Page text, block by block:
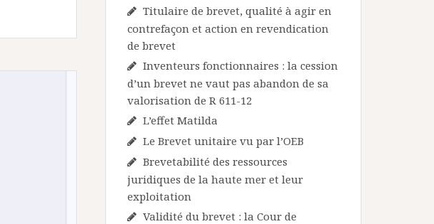
Titulaire de brevet, qualité à agir en
contrefaçon et action en revendication
de brevet
Inventeurs fonctionnaires : la cession
d’un brevet ne vaut pas abandon de sa
valorisation de R 611-12
L’effet Matilda
Le Brevet unitaire vu par l’OEB
Brevetabilité des ressources
juridiques de la haute mer et leur
exploitation
Validité du brevet : la Cour de